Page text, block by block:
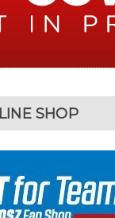
SHOP